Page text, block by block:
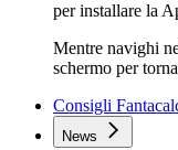
per installare la
Mentre navighi
schermo per
Consigli
News